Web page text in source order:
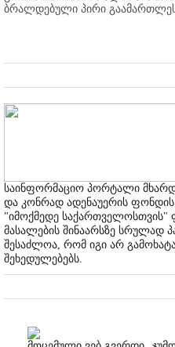
ბრალდებული პირი
საინფორმაციო პორტალი
და კონრად ადენაუერის
"იმოქმედე
მასალების შინაარსზე სრულად
შესაძლოა, რომ იგი არ
შეხედულებებს.